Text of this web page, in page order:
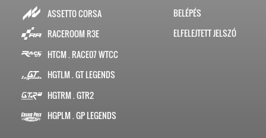
ASSETTO CORSA
RACEROOM R3E
HTCM . RACE07 WTCC
HGTLM . GT LEGENDS
HGTRM . GTR2
HGPLM . GP LEGENDS
BELÉPÉS
ELFELEJTETT JELSZÓ